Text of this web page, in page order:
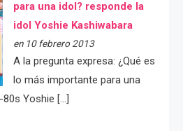
para una idol? responde la
idol Yoshie Kashiwabara
en 10 febrero 2013
A la pregunta expresa: ¿Qué es
lo más importante para una
Yoshie […]